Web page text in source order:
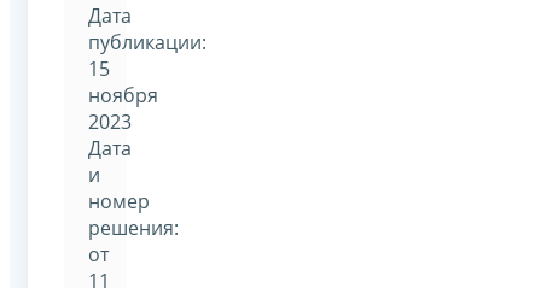
Дата
публикации:
15
ноября
2023
Дата
и
номер
решения:
от
11